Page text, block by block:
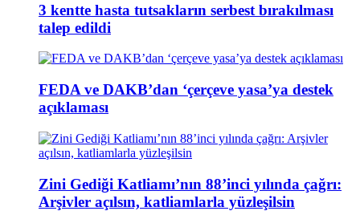
3 kentte hasta tutsakların serbest bırakılması
talep edildi
FEDA ve DAKB’dan ‘çerçeve yasa’ya destek
açıklaması
Zini Gediği Katliamı’nın 88’inci yılında çağrı:
Arşivler açılsın, katliamlarla yüzleşilsin